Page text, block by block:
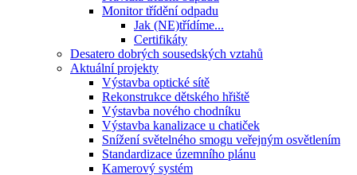
Monitor třídění odpadu
Jak (NE)třídíme...
Certifikáty
Desatero dobrých sousedských vztahů
Aktuální projekty
Výstavba optické sítě
Rekonstrukce dětského hřiště
Výstavba nového chodníku
Výstavba kanalizace u chatiček
Snížení světelného smogu veřejným osvětlením
Standardizace územního plánu
Kamerový systém